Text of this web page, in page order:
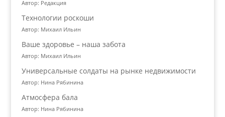
Автор: Редакция
Технологии роскоши
Автор: Михаил Ильин
Ваше здоровье – наша забота
Автор: Михаил Ильин
Универсальные солдаты на рынке недвижимости
Автор: Нина Рябинина
Атмосфера бала
Автор: Нина Рябинина